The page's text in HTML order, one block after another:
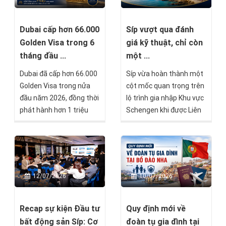
quan trọng, đánh dấu
quá trình thẩm định (Due
Diligence) và chỉ còn một
số bước cuối trước khi
vĩnh viễn Malta.
Dubai cấp hơn 66.000
Golden Visa trong 6
tháng đầu ...
Dubai đã cấp hơn 66.000
Golden Visa trong nửa
đầu năm 2026, đồng thời
phát hành hơn 1 triệu
xử lý hơn 7 triệu giao dịch
liên quan đến nhập cảnh,
cư trú. Những con số này
cho thấy UAE vẫn duy trì
sức hấp dẫn mạnh mẽ
nhân và chuyên gia quốc
tế, ngay cả trong bối
Síp vượt qua đánh
giá kỹ thuật, chỉ còn
một ...
Síp vừa hoàn thành một
cột mốc quan trọng trên
lộ trình gia nhập Khu vực
Schengen khi được Liên
giá đáp ứng đầy đủ các
yêu cầu kỹ thuật. Đây là
tin vui không chỉ với chính
phủ Síp, mà còn là tín
hiệu đáng chú ý với bất
các cơ hội đầu tư ở quốc
đảo Địa Trung Hải này.
12/07/2026
Recap sự kiện Đầu tư
bất động sản Síp: Cơ
10/07/2026
Quy định mới về
đoàn tụ gia đình tại